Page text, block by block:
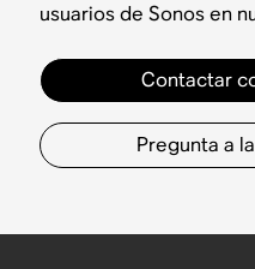
usuarios de Sonos en
Contactar
Pregunta a